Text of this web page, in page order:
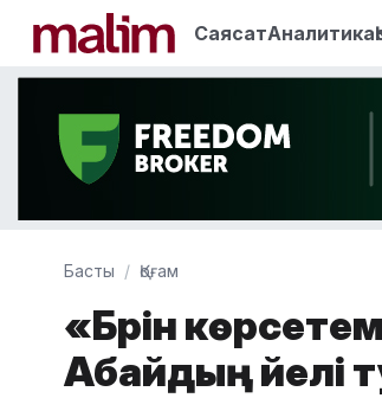
СаясатАналитика
Басты Қоғам
«Бәрін
Абайдың әйелі